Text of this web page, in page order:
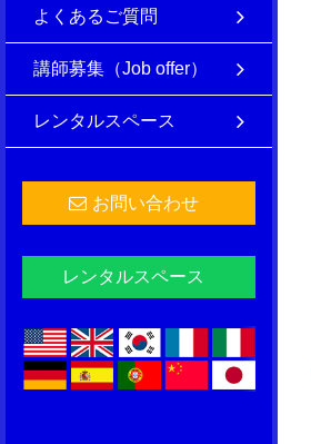
よくあるご質問
講師募集（Job offer）
レンタルスペース
お問い合わせ
レンタルスペース